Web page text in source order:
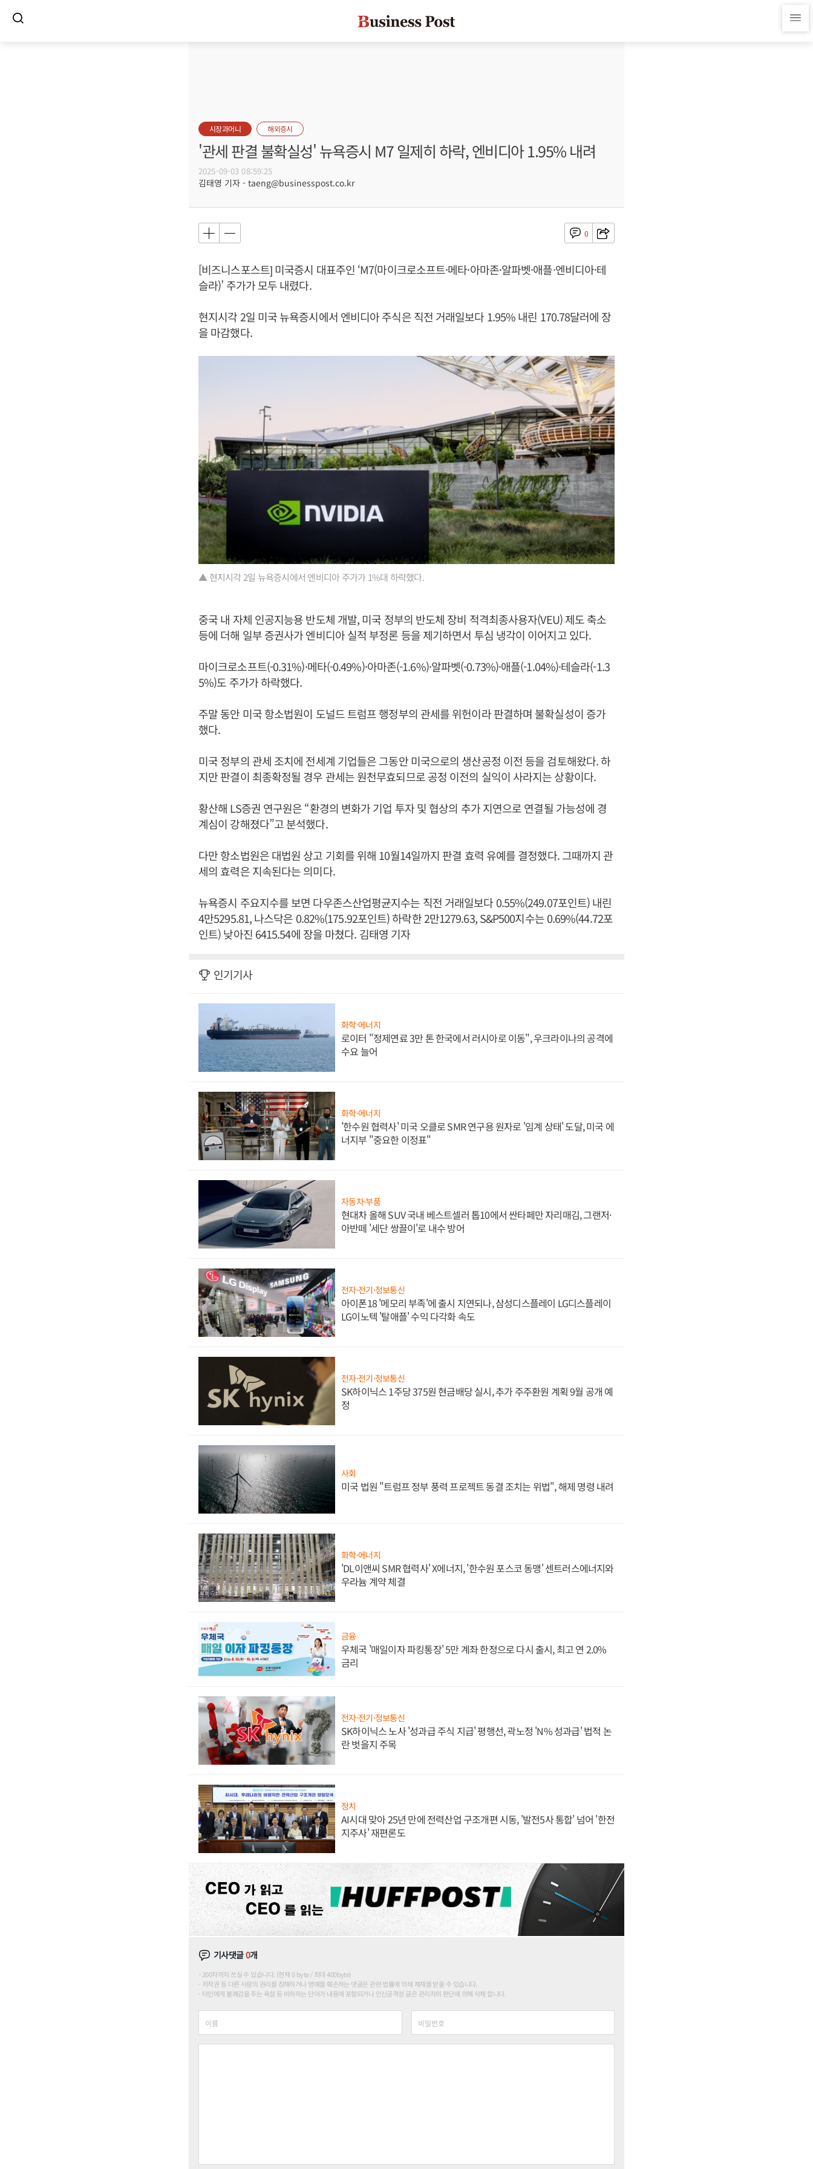
시장과머니 해외증시
'관세 판결 불확실성' 뉴욕증시 M7 일제히 하락, 엔비디아 1.95% 내려
2025-09-03 08:59:25
김태영 기자 - taeng@businesspost.co.kr
0
[비즈니스포스트] 미국증시 대표주인 ‘M7(마이크로소프트·메타·아마존·알파벳·애플·엔비디아·테
슬라)’ 주가가 모두 내렸다.
현지시각 2일 미국 뉴욕증시에서 엔비디아 주식은 직전 거래일보다 1.95% 내린 170.78달러에 장
을 마감했다.
▲ 현지시각 2일 뉴욕증시에서 엔비디아 주가가 1%대 하락했다.
중국 내 자체 인공지능용 반도체 개발, 미국 정부의 반도체 장비 적격최종사용자(VEU) 제도 축소
등에 더해 일부 증권사가 엔비디아 실적 부정론 등을 제기하면서 투심 냉각이 이어지고 있다.
마이크로소프트(-0.31%)·메타(-0.49%)·아마존(-1.6%)·알파벳(-0.73%)·애플(-1.04%)·테슬라(-1.3
5%)도 주가가 하락했다.
주말 동안 미국 항소법원이 도널드 트럼프 행정부의 관세를 위헌이라 판결하며 불확실성이 증가
했다.
미국 정부의 관세 조치에 전세계 기업들은 그동안 미국으로의 생산공정 이전 등을 검토해왔다. 하
지만 판결이 최종확정될 경우 관세는 원천무효되므로 공정 이전의 실익이 사라지는 상황이다.
황산해 LS증권 연구원은 “환경의 변화가 기업 투자 및 협상의 추가 지연으로 연결될 가능성에 경
계심이 강해졌다”고 분석했다.
다만 항소법원은 대법원 상고 기회를 위해 10월14일까지 판결 효력 유예를 결정했다. 그때까지 관
세의 효력은 지속된다는 의미다.
뉴욕증시 주요지수를 보면 다우존스산업평균지수는 직전 거래일보다 0.55%(249.07포인트) 내린
4만5295.81, 나스닥은 0.82%(175.92포인트) 하락한 2만1279.63, S&P500지수는 0.69%(44.72포
인트) 낮아진 6415.54에 장을 마쳤다. 김태영 기자
인기기사
화학·에너지
로이터 "정제연료 3만 톤 한국에서 러시아로 이동", 우크라이나의 공격에
수요 늘어
화학·에너지
'한수원 협력사' 미국 오클로 SMR 연구용 원자로 '임계 상태' 도달, 미국 에
너지부 "중요한 이정표"
자동차·부품
현대차 올해 SUV 국내 베스트셀러 톱10에서 싼타페만 자리매김, 그랜저·
아반떼 '세단 쌍끌이'로 내수 방어
전자·전기·정보통신
아이폰18 '메모리 부족'에 출시 지연되나, 삼성디스플레이 LG디스플레이
LG이노텍 '탈애플' 수익 다각화 속도
전자·전기·정보통신
SK하이닉스 1주당 375원 현금배당 실시, 추가 주주환원 계획 9월 공개 예
정
사회
미국 법원 "트럼프 정부 풍력 프로젝트 동결 조치는 위법", 해제 명령 내려
화학·에너지
'DL이앤씨 SMR 협력사' X에너지, '한수원 포스코 동맹' 센트러스에너지와
우라늄 계약 체결
금융
우체국 '매일이자 파킹통장' 5만 계좌 한정으로 다시 출시, 최고 연 2.0%
금리
전자·전기·정보통신
SK하이닉스 노사 '성과급 주식 지급' 평행선, 곽노정 'N% 성과급' 법적 논
란 벗을지 주목
정치
AI시대 맞아 25년 만에 전력산업 구조개편 시동, '발전5사 통합' 넘어 '한전
지주사' 재편론도
기사댓글0개
200자까지 쓰실 수 있습니다. (현재 0 byte / 최대 400byte)
저작권 등 다른 사람의 권리를 침해하거나 명예를 훼손하는 댓글은 관련 법률에 의해 제재를 받을 수 있습니다.
타인에게 불쾌감을 주는 욕설 등 비하하는 단어가 내용에 포함되거나 인신공격성 글은 관리자의 판단에 의해 삭제 합니다.